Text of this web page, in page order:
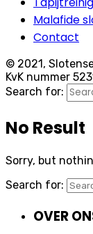
Malafide
Contact
© 2021,
KvK nummer
Search for:
No Result
Sorry, but
Search for:
OVER